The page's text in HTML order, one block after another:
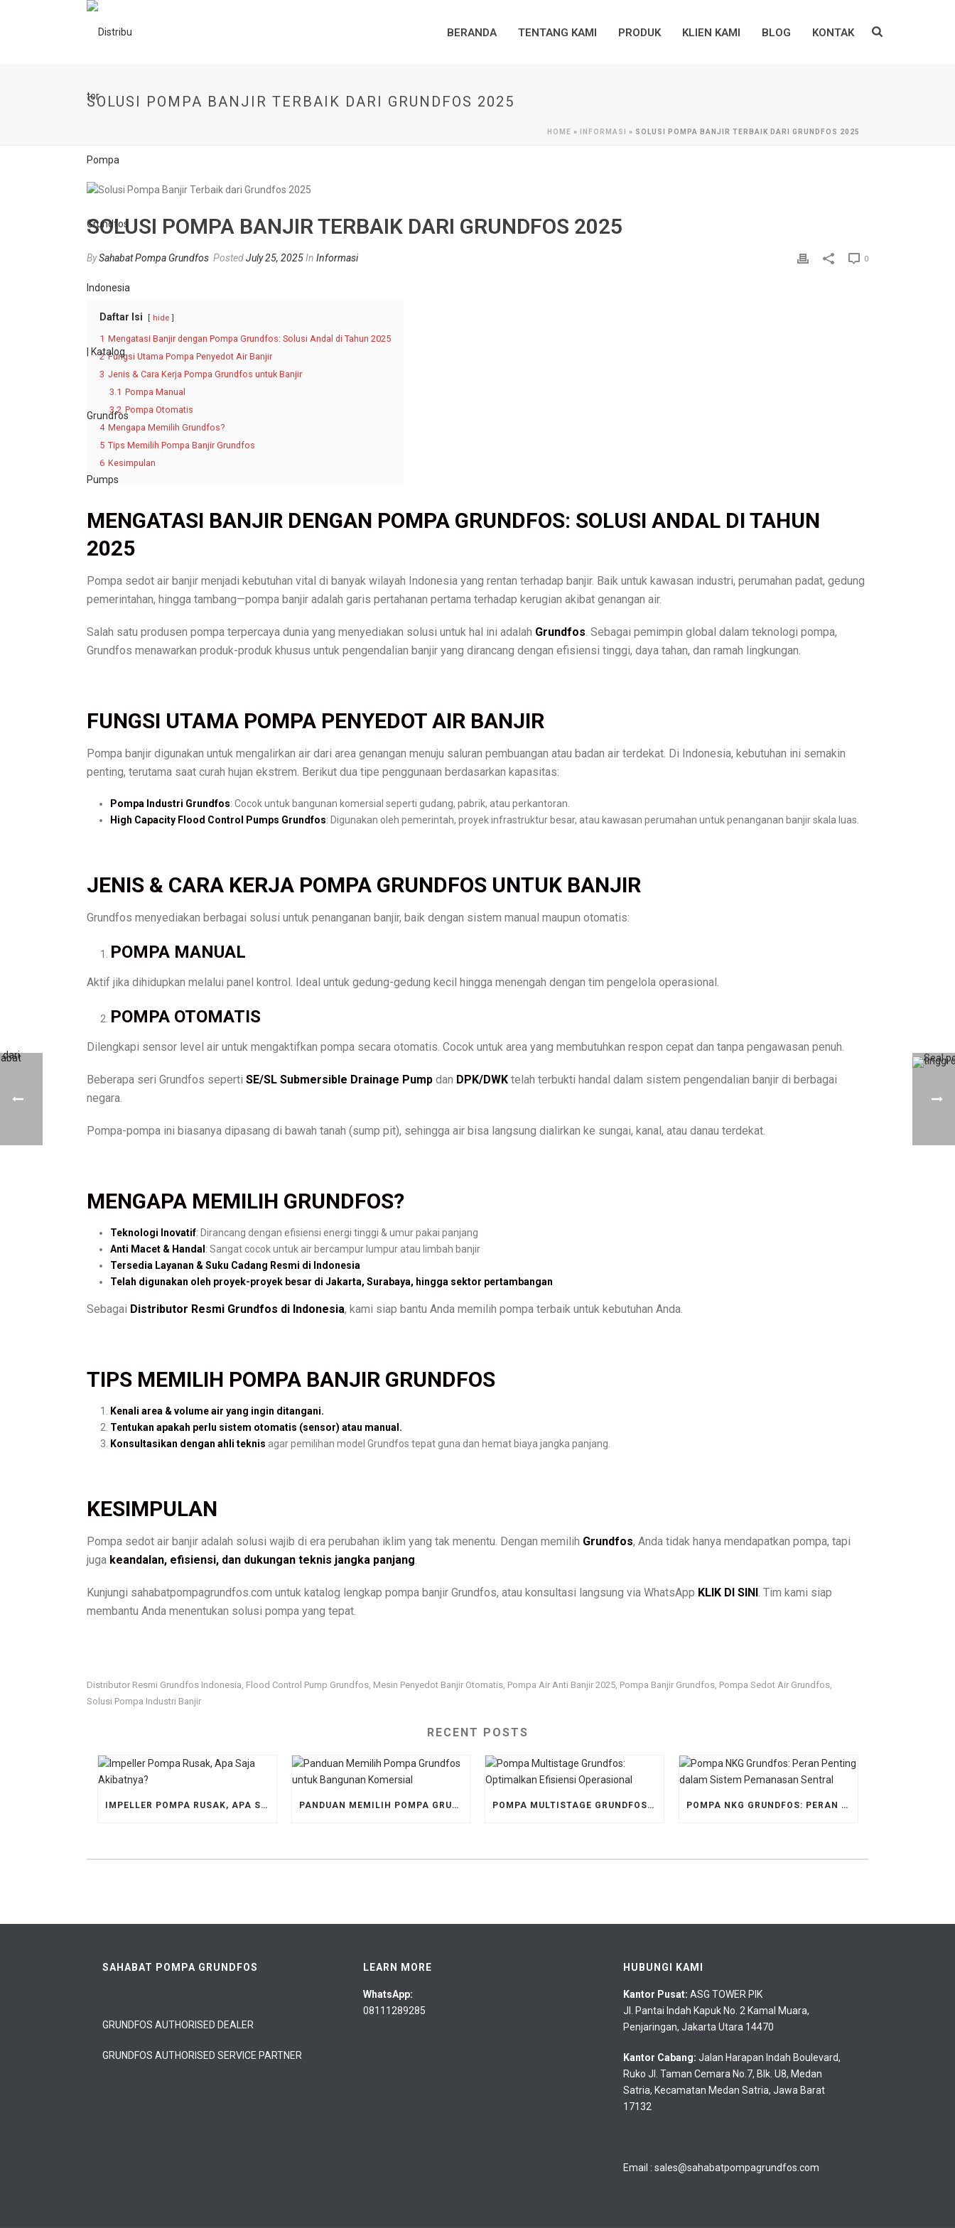
BERANDA TENTANG KAMI PRODUK KLIEN KAMI BLOG KONTAK
SOLUSI POMPA BANJIR TERBAIK DARI GRUNDFOS 2025
HOME » INFORMASI » SOLUSI POMPA BANJIR TERBAIK DARI GRUNDFOS 2025
SOLUSI POMPA BANJIR TERBAIK DARI GRUNDFOS 2025
BySahabat Pompa Grundfos PostedJuly 25, 2025In Informasi 0
Daftar Isi hide
1 Mengatasi Banjir dengan Pompa Grundfos: Solusi Andal di Tahun 2025
2 Fungsi Utama Pompa Penyedot Air Banjir
3 Jenis & Cara Kerja Pompa Grundfos untuk Banjir
3.1 Pompa Manual
3.2 Pompa Otomatis
4 Mengapa Memilih Grundfos?
5 Tips Memilih Pompa Banjir Grundfos
6 Kesimpulan
MENGATASI BANJIR DENGAN POMPA GRUNDFOS: SOLUSI ANDAL DI TAHUN
2025
Pompa sedot air banjir menjadi kebutuhan vital di banyak wilayah Indonesia yang rentan terhadap banjir. Baik untuk kawasan industri, perumahan padat, gedung
pemerintahan, hingga tambang—pompa banjir adalah garis pertahanan pertama terhadap kerugian akibat genangan air.
Salah satu produsen pompa terpercaya dunia yang menyediakan solusi untuk hal ini adalah Grundfos . Sebagai pemimpin global dalam teknologi pompa,
Grundfos menawarkan produk-produk khusus untuk pengendalian banjir yang dirancang dengan efisiensi tinggi, daya tahan, dan ramah lingkungan.
FUNGSI UTAMA POMPA PENYEDOT AIR BANJIR
Pompa banjir digunakan untuk mengalirkan air dari area genangan menuju saluran pembuangan atau badan air terdekat. Di Indonesia, kebutuhan ini semakin
penting, terutama saat curah hujan ekstrem. Berikut dua tipe penggunaan berdasarkan kapasitas:
Pompa Industri Grundfos: Cocok untuk bangunan komersial seperti gudang, pabrik, atau perkantoran.
High Capacity Flood Control Pumps Grundfos: Digunakan oleh pemerintah, proyek infrastruktur besar, atau kawasan perumahan untuk penanganan banjir skala luas.
JENIS & CARA KERJA POMPA GRUNDFOS UNTUK BANJIR
Grundfos menyediakan berbagai solusi untuk penanganan banjir, baik dengan sistem manual maupun otomatis:
POMPA MANUAL
Aktif jika dihidupkan melalui panel kontrol. Ideal untuk gedung-gedung kecil hingga menengah dengan tim pengelola operasional.
POMPA OTOMATIS
Dilengkapi sensor level air untuk mengaktifkan pompa secara otomatis. Cocok untuk area yang membutuhkan respon cepat dan tanpa pengawasan penuh.
Beberapa seri Grundfos seperti SE/SL Submersible Drainage Pump dan DPK/DWK telah terbukti handal dalam sistem pengendalian banjir di berbagai
negara.
Pompa-pompa ini biasanya dipasang di bawah tanah (sump pit), sehingga air bisa langsung dialirkan ke sungai, kanal, atau danau terdekat.
MENGAPA MEMILIH GRUNDFOS?
Teknologi Inovatif: Dirancang dengan efisiensi energi tinggi & umur pakai panjang
Anti Macet & Handal : Sangat cocok untuk air bercampur lumpur atau limbah banjir
Tersedia Layanan & Suku Cadang Resmi di Indonesia
Telah digunakan oleh proyek-proyek besar di Jakarta, Surabaya, hingga sektor pertambangan
Sebagai Distributor Resmi Grundfos di Indonesia, kami siap bantu Anda memilih pompa terbaik untuk kebutuhan Anda.
TIPS MEMILIH POMPA BANJIR GRUNDFOS
Kenali area & volume air yang ingin ditangani.
Tentukan apakah perlu sistem otomatis (sensor) atau manual.
Konsultasikan dengan ahli teknis agar pemilihan model Grundfos tepat guna dan hemat biaya jangka panjang.
KESIMPULAN
Pompa sedot air banjir adalah solusi wajib di era perubahan iklim yang tak menentu. Dengan memilih Grundfos, Anda tidak hanya mendapatkan pompa, tapi
juga keandalan, efisiensi, dan dukungan teknis jangka panjang
Kunjungi sahabatpompagrundfos.com untuk katalog lengkap pompa banjir Grundfos, atau konsultasi langsung via WhatsApp KLIK DI SINI . Tim kami siap
membantu Anda menentukan solusi pompa yang tepat.
Distributor Resmi Grundfos Indonesia Flood Control Pump Grundfos Mesin Penyedot Banjir Otomatis Pompa Air Anti Banjir 2025 Pompa Banjir Grundfos Pompa Sedot Air Grundfos
Solusi Pompa Industri Banjir
RECENT POSTS
IMPELLER POMPA RUSAK, APA SAJA AKIBATNYA? PANDUAN MEMILIH POMPA GRUNDFOS UNTUK BANGUNAN KOMERSIAL POMPA MULTISTAGE GRUNDFOS: OPTIMALKAN EFISIENSI OPERASIONAL POMPA NKG GRUNDFOS: PERAN PENTING DALAM SISTEM PEMANASAN SENTRAL
SAHABAT POMPA GRUNDFOS
GRUNDFOS AUTHORISED DEALER
GRUNDFOS AUTHORISED SERVICE PARTNER
LEARN MORE
WhatsApp:
08111289285
HUBUNGI KAMI
Kantor Pusat:ASG TOWER PIK
Jl. Pantai Indah Kapuk No. 2 Kamal Muara,
Penjaringan, Jakarta Utara 14470
Kantor Cabang:Jalan Harapan Indah Boulevard,
Ruko Jl. Taman Cemara No.7, Blk. U8, Medan
Satria, Kecamatan Medan Satria, Jawa Barat
17132
Email :sales@sahabatpompagrundfos.com